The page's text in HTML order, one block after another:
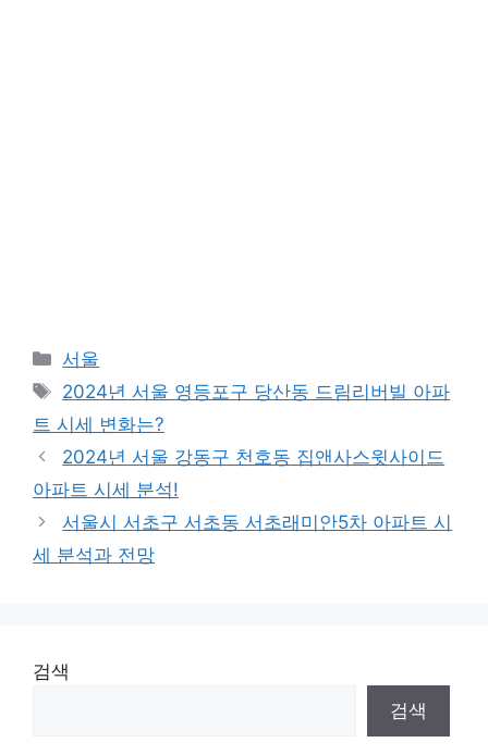
Categories
서울
Tags
2024년 서울 영등포구 당산동 드림리버빌 아파
트 시세 변화는?
2024년 서울 강동구 천호동 집앤사스윗사이드
아파트 시세 분석!
서울시 서초구 서초동 서초래미안5차 아파트 시
세 분석과 전망
검색
검색